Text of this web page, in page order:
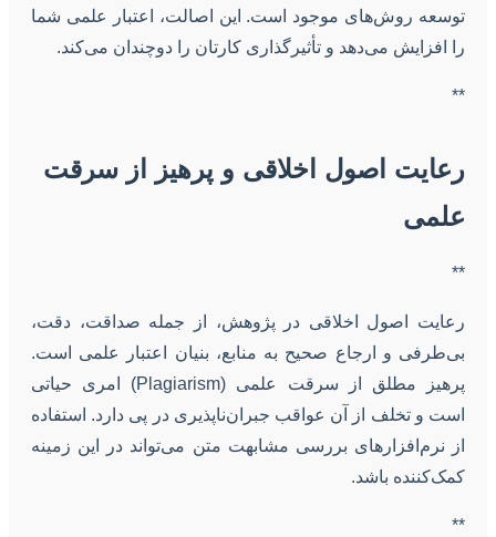
توسعه روش‌های موجود است. این اصالت، اعتبار علمی شما
را افزایش می‌دهد و تأثیرگذاری کارتان را دوچندان می‌کند.
**
رعایت اصول اخلاقی و پرهیز از سرقت
علمی
**
رعایت اصول اخلاقی در پژوهش، از جمله صداقت، دقت،
بی‌طرفی و ارجاع صحیح به منابع، بنیان اعتبار علمی است.
پرهیز مطلق از سرقت علمی (Plagiarism) امری حیاتی
است و تخلف از آن عواقب جبران‌ناپذیری در پی دارد. استفاده
از نرم‌افزارهای بررسی مشابهت متن می‌تواند در این زمینه
کمک‌کننده باشد.
**